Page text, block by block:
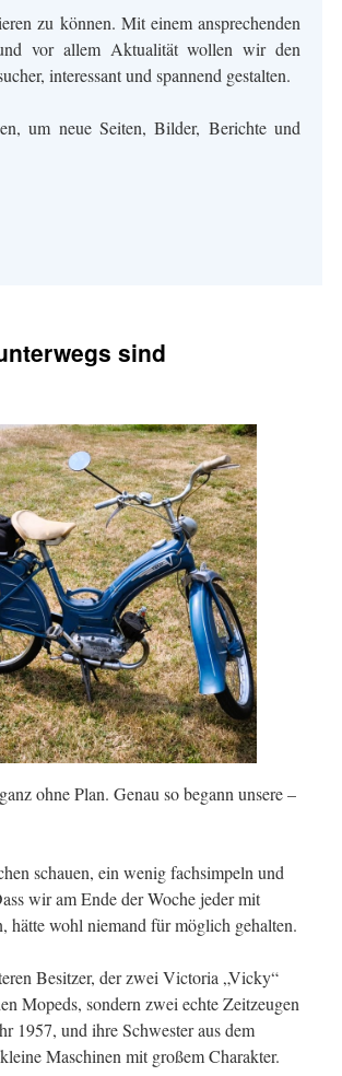
zu können. Mit einem ansprechenden
vor allem Aktualität wollen wir den
interessant und spannend gestalten.
um neue Seiten, Bilder, Berichte und
sind
ohne Plan. Genau so begann unsere –
schauen, ein wenig fachsimpeln und
wir am Ende der Woche jeder mit
hätte wohl niemand für möglich gehalten.
Besitzer, der zwei Victoria „Vicky“
Mopeds, sondern zwei echte Zeitzeugen
1957, und ihre Schwester aus dem
Maschinen mit großem Charakter.